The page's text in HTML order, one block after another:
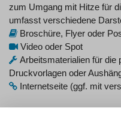
zum Umgang mit Hitze für
umfasst verschiedene
Broschüre, Flyer oder
Video oder Spot
Arbeitsmaterialien für die
Druckvorlagen oder
Internetseite (ggf. mit